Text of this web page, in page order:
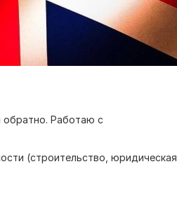
обратно. Работаю с
(строительство, юридическая,